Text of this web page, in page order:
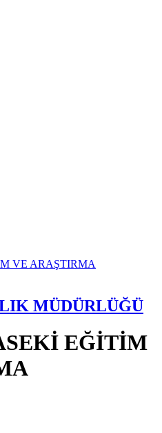
MÜDÜRLÜĞÜ
EĞİTİM